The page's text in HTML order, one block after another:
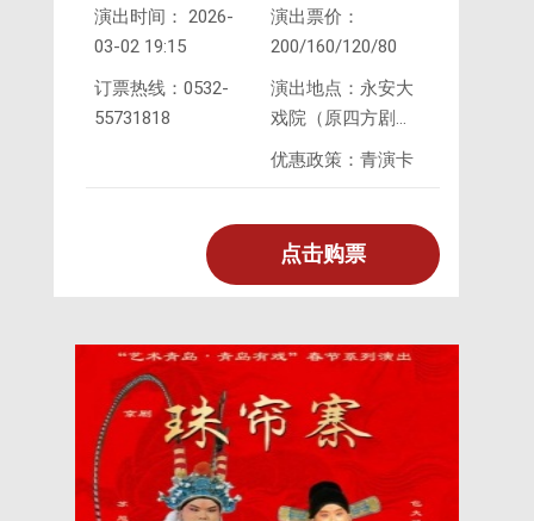
会
演出时间： 2026-
03-02 19:15
订票热线：0532-
55731818
演出票价：
200/160/120/80
演出地点：永安大
戏院（原四方剧
院）
优惠政策：青演卡
点击购票